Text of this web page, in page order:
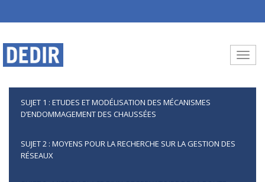
SUJET 1 : ETUDES ET MODÉLISATION DES MÉCANISMES
D’ENDOMMAGEMENT DES CHAUSSÉES
SUJET 2 : MOYENS POUR LA RECHERCHE SUR LA GESTION DES
RÉSEAUX